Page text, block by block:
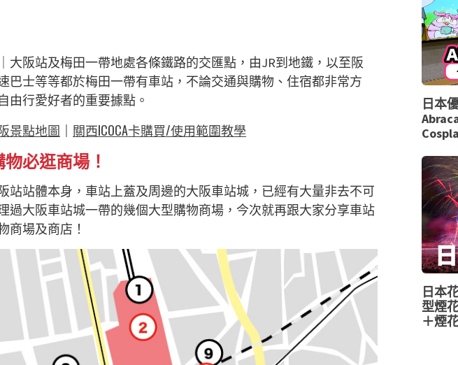
大阪站及梅田一帶地處各條鐵路的交匯點，由JR到地鐵，以至阪
巴士等等都於梅田一帶有車站，不論交通與購物、住宿都非常方
由行愛好者的重要據點。
景點地圖 ｜ 關西ICOCA卡購買/使用範圍教學
必逛商場！
站站體本身，車站上蓋及周邊的大阪車站城，已經有大量非去不可
過大阪車站城一帶的幾個大型購物商場，今次就再跟大家分享車站
商場及商店！
日本
日本
型煙
＋煙